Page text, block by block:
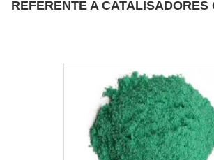
que promovem
REFERENTE A CATALISADORES